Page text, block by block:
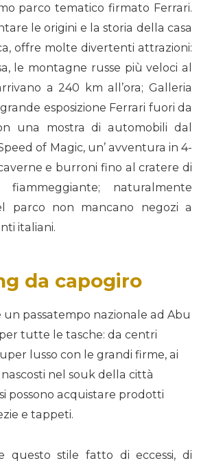
parco tematico firmato Ferrari.
le origini e la storia della casa
offre molte divertenti attrazioni:
le montagne russe più veloci al
a 240 km all’ora; Galleria
esposizione Ferrari fuori da
una mostra di automobili dal
​​of Magic, un’ avventura in 4-
e burroni fino al cratere di
naturalmente
parco non mancano negozi a
italiani.
da capogiro
un passatempo nazionale ad Abu
per tutte le tasche: da centri
lusso con le grandi firme, ai
nel souk della città
possono acquistare prodotti
e tappeti.
questo stile fatto di eccessi, di